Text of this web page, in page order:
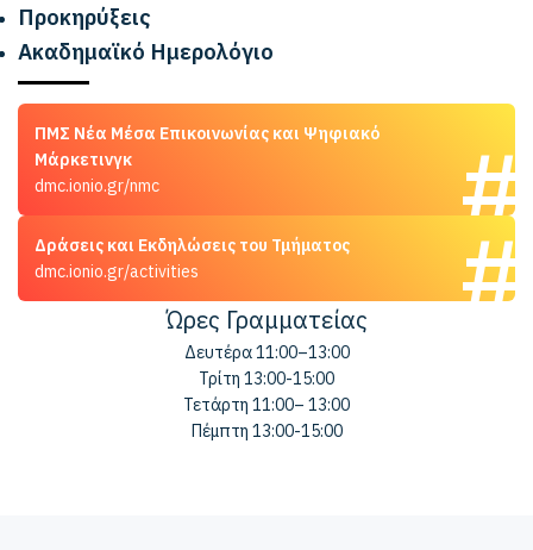
Προκηρύξεις
Ακαδημαϊκό Ημερολόγιο
ΠΜΣ Νέα Μέσα Επικοινωνίας και Ψηφιακό
Μάρκετινγκ
dmc.ionio.gr/nmc
Δράσεις και Εκδηλώσεις του Τμήματος
dmc.ionio.gr/activities
Ώρες Γραμματείας
Δευτέρα 11:00–13:00
Τρίτη 13:00-15:00
Τετάρτη 11:00– 13:00
Πέμπτη 13:00-15:00